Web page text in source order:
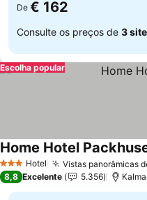
De € 162
Consulte os preços de 3
Escolha popular
3 EstrelasHotel Vistas panorâmicas
Home Hotel
8,8 Excelente 5.356